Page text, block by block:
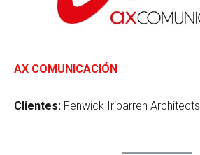
AX COMUNICACIÓN
Clientes: Fenwick Iribarren Architects